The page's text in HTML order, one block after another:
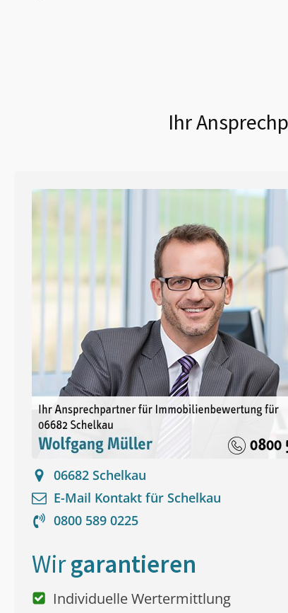
Ihr
06682 Schelkau
E-Mail Kontakt für Schelkau
0800 589 0225
Wirgarantieren
Individuelle Wertermittlung